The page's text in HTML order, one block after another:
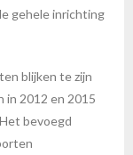
gehele inrichting
blijken te zijn
in 2012 en 2015
bevoegd